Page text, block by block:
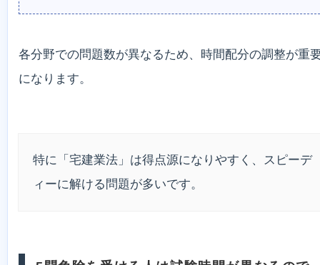
各分野での問題数が異なるため、時間配分の調整が重
になります。
特に「宅建業法」は得点源になりやすく、スピーデ
ィーに解ける問題が多いです。